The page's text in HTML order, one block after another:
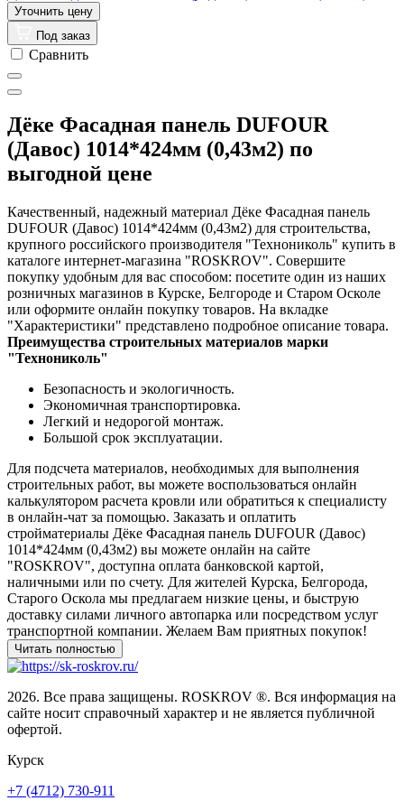
Под заказ
Сравнить
Дёке Фасадная панель DUFOUR
(Давос) 1014*424мм (0,43м2) по
выгодной цене
Качественный, надежный материал Дёке Фасадная панель
DUFOUR (Давос) 1014*424мм (0,43м2) для строительства,
крупного российского производителя "Технониколь" купить в
каталоге интернет-магазина "ROSKROV". Совершите
покупку удобным для вас способом: посетите один из наших
розничных магазинов в Курске, Белгороде и Старом Осколе
или оформите онлайн покупку товаров. На вкладке
"Характеристики" представлено подробное описание товара.
Преимущества строительных материалов марки
"Технониколь"
Безопасность и экологичность.
Экономичная транспортировка.
Легкий и недорогой монтаж.
Большой срок эксплуатации.
Для подсчета материалов, необходимых для выполнения
строительных работ, вы можете воспользоваться онлайн
калькулятором расчета кровли или обратиться к специалисту
в онлайн-чат за помощью. Заказать и оплатить
стройматериалы Дёке Фасадная панель DUFOUR (Давос)
1014*424мм (0,43м2) вы можете онлайн на сайте
"ROSKROV", доступна оплата банковской картой,
наличными или по счету. Для жителей Курска, Белгорода,
Старого Оскола мы предлагаем низкие цены, и быструю
доставку силами личного автопарка или посредством услуг
транспортной компании. Желаем Вам приятных покупок!
2026. Все права защищены. ROSKROV ®. Вся информация на
сайте носит справочный характер и не является публичной
офертой.
Курск
+7 (4712) 730-911